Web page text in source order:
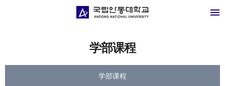
学部课程
学部课程